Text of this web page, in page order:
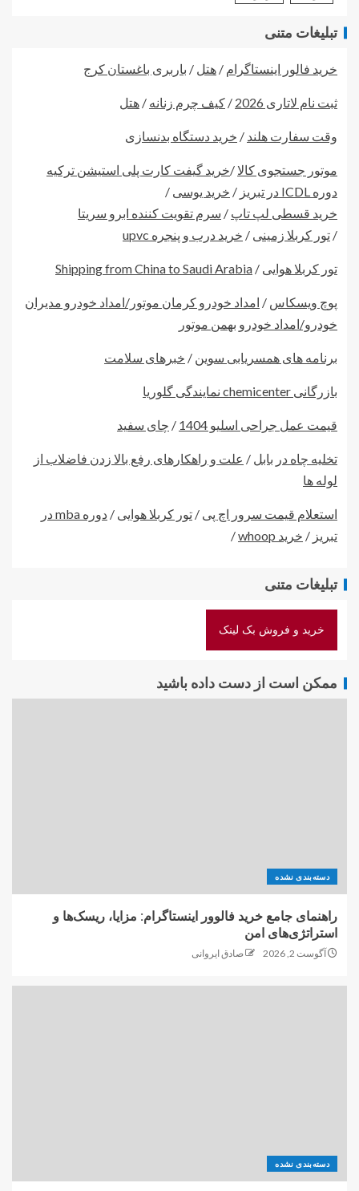
تبلیغات متنی
خرید فالور اینستاگرام / هتل / باربری باغستان کرج
ثبت نام لاتاری 2026 / کیف چرم زنانه / هتل
وقت سفارت هلند / خرید دستگاه بدنسازی
موتور جستجوی کالا/خرید گیفت کارت پلی استیشن ترکیه
دوره ICDL در تبریز
/ خرید یوسی /
خرید قسطی لپ تاپ / سرم تقویت کننده ابرو سریتا
/ تور کربلا زمینی / خرید درب و پنجره upvc
تور کربلا هوایی /
Shipping from China to Saudi Arabia
پوچ ویسکاس / امداد خودرو کرمان موتور/امداد خودرو مدیران
خودرو/امداد خودرو بهمن موتور
برنامه های همسریابی سوین / خبرهای سلامت
بازرگانی chemicenter نمایندگی گلوریا
قیمت عمل جراحی اسلیو 1404 / چای سفید
تخلیه چاه در بابل / علت و راهکارهای رفع بالا زدن فاضلاب از
لوله ها
استعلام قیمت سرور اچ پی / تور کربلا هوایی /
دوره mba در
تبریز / خرید whoop /
تبلیغات متنی
خرید و فروش بک لینک
ممکن است از دست داده باشید
دسته‌بندی نشده
راهنمای جامع خرید فالوور اینستاگرام: مزایا، ریسک‌ها و
استراتژی‌های امن
آگوست 2, 2026 صادق ایروانی
دسته‌بندی نشده